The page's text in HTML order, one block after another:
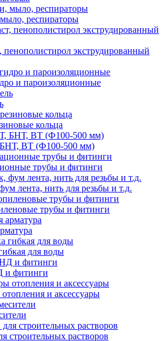
респираторы
пенополистирол экструдированный
и пароизоляционные
кольца
ВТ (Ф100-500 мм)
трубы и фитинги
лента, нить для резьбы и т.д.
трубы и фитинги
для воды
и фитинги
и аксессуары
строительных растворов